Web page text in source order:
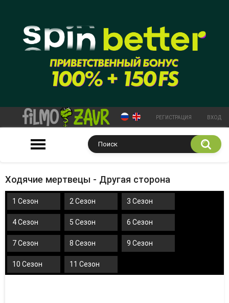
РЕГИСТРАЦИЯ ВХОД
Ходячие мертвецы - Другая сторона
1 Сезон 2 Сезон 3 Сезон
4 Сезон 5 Сезон 6 Сезон
7 Сезон 8 Сезон 9 Сезон
10 Сезон 11 Сезон